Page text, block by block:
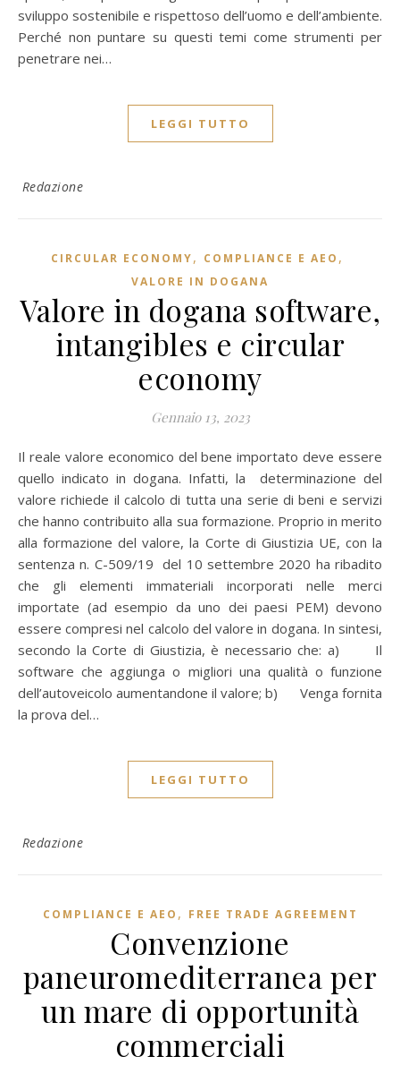
sviluppo sostenibile e rispettoso dell’uomo e dell’ambiente.
Perché non puntare su questi temi come strumenti per
penetrare nei…
LEGGI TUTTO
Redazione
CIRCULAR ECONOMY, COMPLIANCE E AEO ,
VALORE IN DOGANA
Valore in dogana software,
intangibles e circular
economy
Gennaio 13, 2023
Il reale valore economico del bene importato deve essere
quello indicato in dogana. Infatti, la determinazione del
valore richiede il calcolo di tutta una serie di beni e servizi
che hanno contribuito alla sua formazione. Proprio in merito
alla formazione del valore, la Corte di Giustizia UE, con la
sentenza n. C-509/19 del 10 settembre 2020 ha ribadito
che gli elementi immateriali incorporati nelle merci
importate (ad esempio da uno dei paesi PEM) devono
essere compresi nel calcolo del valore in dogana. In sintesi,
secondo la Corte di Giustizia, è necessario che: a) Il
software che aggiunga o migliori una qualità o funzione
dell’autoveicolo aumentandone il valore; b) Venga fornita
la prova del…
LEGGI TUTTO
Redazione
COMPLIANCE E AEO , FREE TRADE AGREEMENT
Convenzione
paneuromediterranea per
un mare di opportunità
commerciali